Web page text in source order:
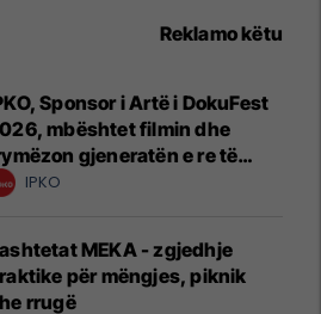
Reklamo këtu
Sponsor i Artë i DokuFest
mbështet filmin dhe
gjeneratën e re të
IPKO
MEKA - zgjedhje
për mëngjes, piknik
rrugë